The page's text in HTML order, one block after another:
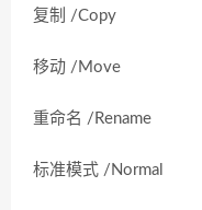
复制 /Copy
移动 /Move
重命名 /Rename
标准模式 /Normal